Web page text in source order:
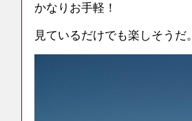
かなりお手軽！
見ているだけでも楽しそうだ。